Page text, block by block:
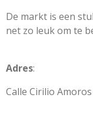
De markt is een
net zo leuk om te
Adres:
Calle Cirilio